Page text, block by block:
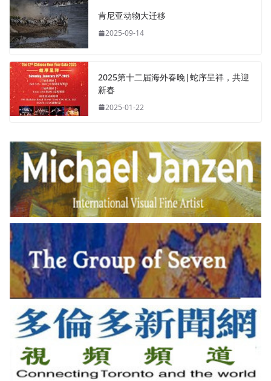
肯尼亚动物大迁移
2025-09-14
2025第十二届海外春晚|蛇序呈祥，共迎
新春
2025-01-22